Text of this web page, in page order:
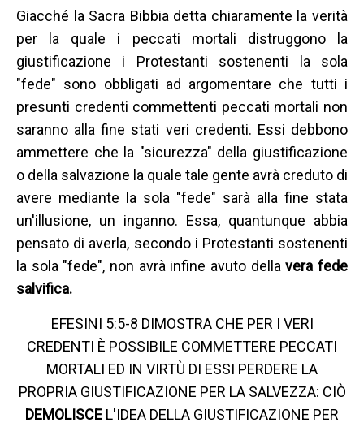
Giacché la Sacra Bibbia detta chiaramente la verità
per la quale i peccati mortali distruggono la
giustificazione i Protestanti sostenenti la sola
"fede" sono obbligati ad argomentare che tutti i
presunti credenti commettenti peccati mortali non
saranno alla fine stati veri credenti. Essi debbono
ammettere che la "sicurezza" della giustificazione
o della salvazione la quale tale gente avrà creduto di
avere mediante la sola "fede" sarà alla fine stata
un'illusione, un inganno. Essa, quantunque abbia
pensato di averla, secondo i Protestanti sostenenti
la sola "fede", non avrà infine avuto dellavera fede
salvifica.
EFESINI 5:5-8 DIMOSTRA CHE PER I VERI
CREDENTI È POSSIBILE COMMETTERE PECCATI
MORTALI ED IN VIRTÙ DI ESSI PERDERE LA
PROPRIA GIUSTIFICAZIONE PER LA SALVEZZA: CIÒ
DEMOLISCE L'IDEA DELLA GIUSTIFICAZIONE PER